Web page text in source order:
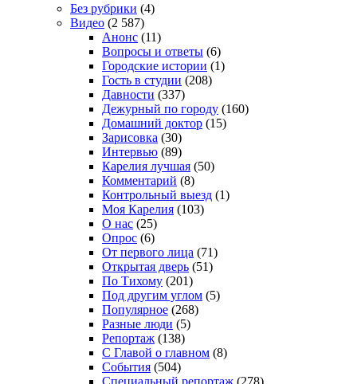
Без рубрики (4)
Видео (2 587)
Анонс (11)
Вопросы и ответы (6)
Городские истории (1)
Гость в студии (208)
Давности (337)
Дежурный по городу (160)
Домашний доктор (15)
Зарисовка (30)
Интервью (89)
Карелия лучшая (50)
Комментарий (8)
Контрольный выезд (1)
Моя Карелия (103)
О нас (25)
Опрос (6)
От первого лица (71)
Открытая дверь (51)
По Тихому (201)
Под другим углом (5)
Популярное (268)
Разные люди (5)
Репортаж (138)
С Главой о главном (8)
События (504)
Специальный репортаж (278)